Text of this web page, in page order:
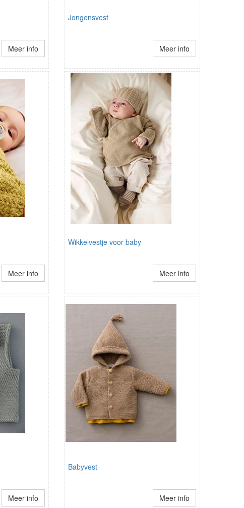
Meer info
Jongensvest
Meer info
Meer info
Wikkelvestje voor baby
Meer info
Meer info
Babyvest
Meer info